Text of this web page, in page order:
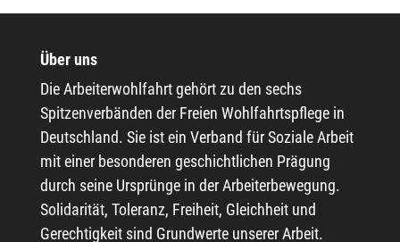
Über uns
Die Arbeiterwohlfahrt gehört zu den sechs
Spitzenverbänden der Freien Wohlfahrtspflege in
Deutschland. Sie ist ein Verband für Soziale Arbeit
mit einer besonderen geschichtlichen Prägung
durch seine Ursprünge in der Arbeiterbewegung.
Solidarität, Toleranz, Freiheit, Gleichheit und
Gerechtigkeit sind Grundwerte unserer Arbeit.